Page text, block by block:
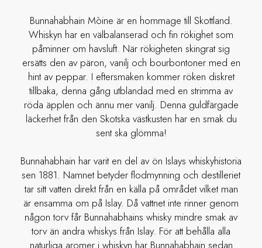
Bunnahabhain Mòine är en hommage till Skottland.
Whiskyn har en välbalanserad och fin rökighet som
påminner om havsluft. När rökigheten skingrat sig
ersätts den av päron, vanilj och bourbontoner med en
hint av peppar. I eftersmaken kommer röken diskret
tillbaka, denna gång utblandad med en strimma av
röda äpplen och ännu mer vanilj. Denna guldfärgade
läckerhet från den Skotska västkusten har en smak du
sent ska glömma!
Bunnahabhain har varit en del av ön Islays whiskyhistoria
sen 1881. Namnet betyder flodmynning och destilleriet
tar sitt vatten direkt från en källa på området vilket man
är ensamma om på Islay. Då vattnet inte rinner genom
någon torv får Bunnahabhains whisky mindre smak av
torv än andra whiskys från Islay. För att behålla alla
naturliga aromer i whiskyn har Bunnahabhain sedan